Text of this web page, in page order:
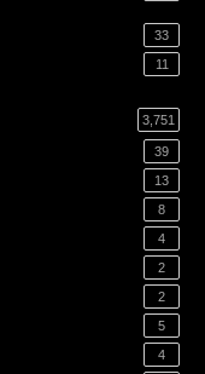
33
11
3,751
39
13
8
4
2
2
5
4